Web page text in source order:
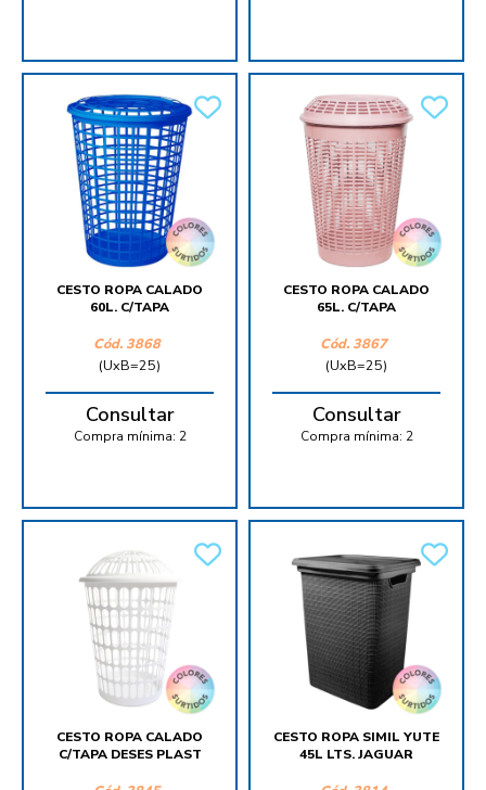
CESTO ROPA CALADO
60L. C/TAPA
Cód. 3868
(UxB=25)
Consultar
Compra mínima: 2
CESTO ROPA CALADO
65L. C/TAPA
Cód. 3867
(UxB=25)
Consultar
Compra mínima: 2
CESTO ROPA CALADO
C/TAPA DESES PLAST
CESTO ROPA SIMIL YUTE
45L LTS. JAGUAR